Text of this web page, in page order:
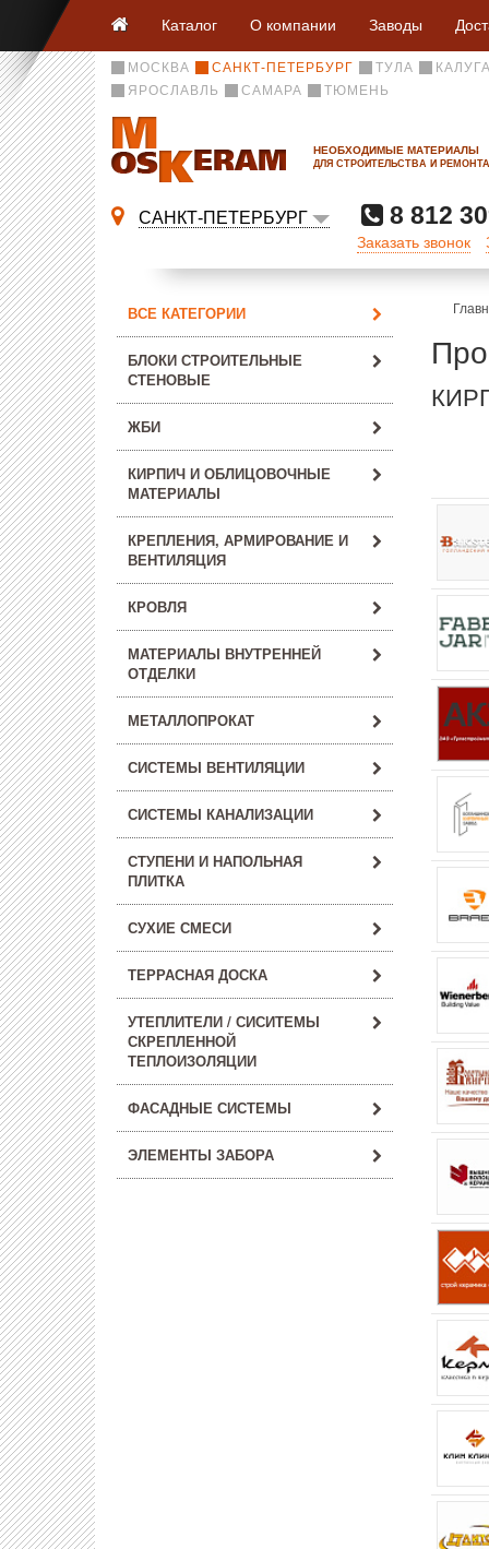
Каталог О компании Заводы
МОСКВА САНКТ-ПЕТЕРБУРГ ТУЛА
ЯРОСЛАВЛЬ
САМАРА ТЮМЕНЬ
НЕОБХОДИМЫЕ МАТЕРИАЛЫ
ДЛЯ СТРОИТЕЛЬСТВА И РЕМОНТА
САНКТ-ПЕТЕРБУРГ 8 812
Заказать звонок
ВСЕ КАТЕГОРИИ
БЛОКИ СТРОИТЕЛЬНЫЕ
СТЕНОВЫЕ
ЖБИ
КИРПИЧ И ОБЛИЦОВОЧНЫЕ
МАТЕРИАЛЫ
КРЕПЛЕНИЯ, АРМИРОВАНИЕ И
ВЕНТИЛЯЦИЯ
КРОВЛЯ
МАТЕРИАЛЫ ВНУТРЕННЕЙ
ОТДЕЛКИ
МЕТАЛЛОПРОКАТ
СИСТЕМЫ ВЕНТИЛЯЦИИ
СИСТЕМЫ КАНАЛИЗАЦИИ
СТУПЕНИ И НАПОЛЬНАЯ
ПЛИТКА
СУХИЕ СМЕСИ
ТЕРРАСНАЯ ДОСКА
УТЕПЛИТЕЛИ / СИСИТЕМЫ
СКРЕПЛЕННОЙ
ТЕПЛОИЗОЛЯЦИИ
ФАСАДНЫЕ СИСТЕМЫ
ЭЛЕМЕНТЫ ЗАБОРА